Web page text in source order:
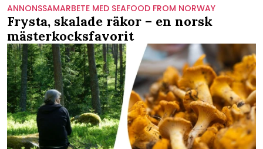
ANNONSSAMARBETE MED SEAFOOD FROM NORWAY
Frysta, skalade räkor – en norsk
mästerkocksfavorit